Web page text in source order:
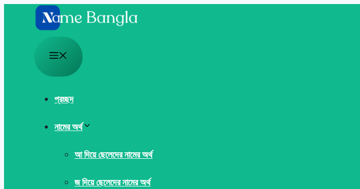
Menu
প্রচ্ছদ
নামের অর্থ
আ দিয়ে ছেলেদের নামের অর্থ
জ দিয়ে ছেলেদের নামের অর্থ